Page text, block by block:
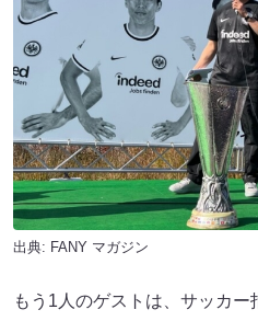
出典: FANY マガジン
もう1人のゲストは、サッカ